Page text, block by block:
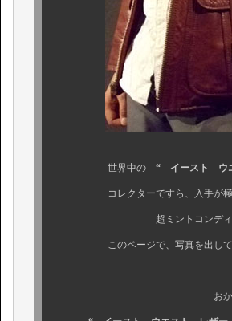
世界中の “ イースト ウ
コレクターですら、入手が極め
超ミントコンディシ
このページで、写真を出してから
おかげ様で、